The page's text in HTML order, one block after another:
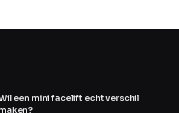
een mini facelift echt verschil